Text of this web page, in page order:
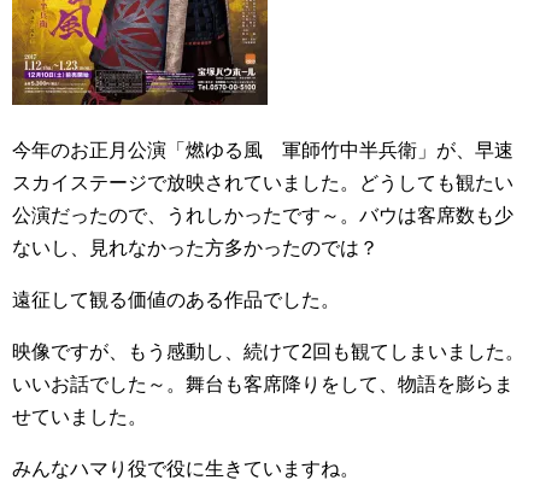
今年のお正月公演「燃ゆる風 軍師竹中半兵衛」が、早速
スカイステージで放映されていました。どうしても観たい
公演だったので、うれしかったです～。バウは客席数も少
ないし、見れなかった方多かったのでは？
遠征して観る価値のある作品でした。
映像ですが、もう感動し、続けて2回も観てしまいました。
いいお話でした～。舞台も客席降りをして、物語を膨らま
せていました。
みんなハマり役で役に生きていますね。